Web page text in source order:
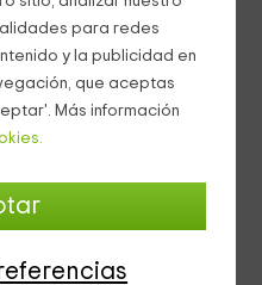
para redes
y la publicidad en
que aceptas
Más información
de los
con una
donde vais a poder
con: